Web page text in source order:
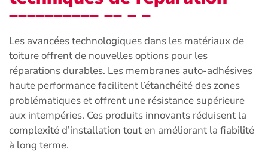
Les avancées technologiques dans les matériaux de
toiture offrent de nouvelles options pour les
réparations durables. Les membranes auto-adhésives
haute performance facilitent l’étanchéité des zones
problématiques et offrent une résistance supérieure
aux intempéries. Ces produits innovants réduisent la
complexité d’installation tout en améliorant la fiabilité
à long terme.